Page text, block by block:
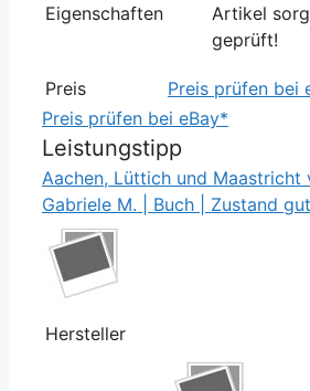
Eigenschaften
Artikel
geprüft!
Preis
Preis prüfen bei
Preis prüfen bei eBay*
Leistungstipp
Aachen, Lüttich und Maastricht
Gabriele M. | Buch | Zustand
Hersteller